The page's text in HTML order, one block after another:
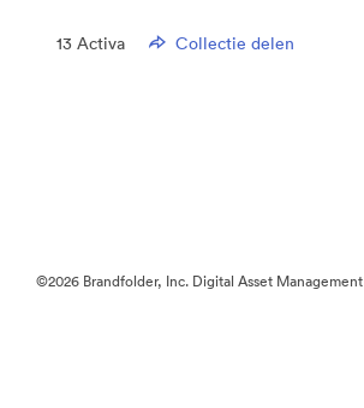
13 Activa Collectie delen
©2026 Brandfolder, Inc. Digital Asset Management